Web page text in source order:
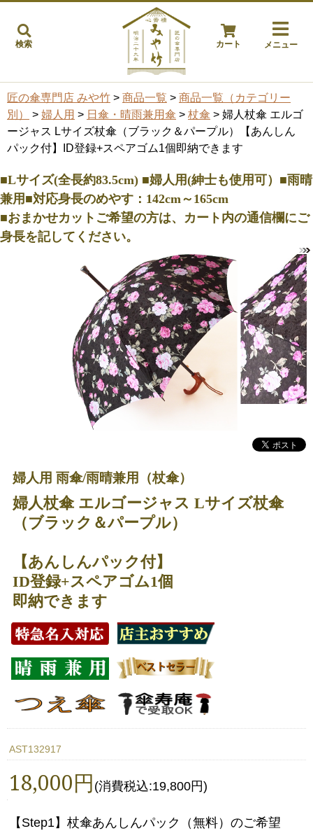
検索 カート メニュー
匠の傘専門店 みや竹 > 商品一覧 > 商品一覧（カテゴリー
別）
> 婦人用 > 日傘・晴雨兼用傘 > 杖傘 > 婦人杖傘 エルゴ
ージャス Lサイズ杖傘（ブラック＆パープル）【あんしん
パック付】ID登録+スペアゴム1個即納できます
■Lサイズ(全長約83.5cm) ■婦人用(紳士も使用可）■雨晴
兼用■対応身長のめやす：142cm～165cm
■おまかせカットご希望の方は、カート内の通信欄にご
身長を記してください。
婦人用 雨傘/雨晴兼用（杖傘）
婦人杖傘 エルゴージャス Lサイズ杖傘
（ブラック＆パープル）
【あんしんパック付】
ID登録+スペアゴム1個
即納できます
AST132917
18,000円 (消費税込:19,800円)
【Step1】杖傘あんしんパック（無料）のご希望